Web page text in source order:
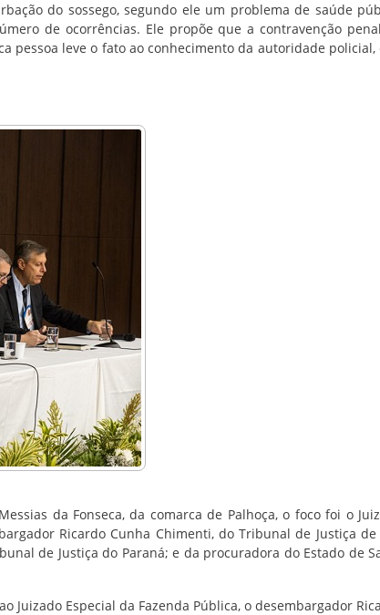
do sossego, segundo ele um problema de saúde
de ocorrências. Ele propõe que a contravenção
pessoa leve o fato ao conhecimento da autoridade policial,
da Fonseca, da comarca de Palhoça, o foco foi o
Ricardo Cunha Chimenti, do Tribunal de Justiça de
de Justiça do Paraná; e da procuradora do Estado de
Juizado Especial da Fazenda Pública, o desembargador